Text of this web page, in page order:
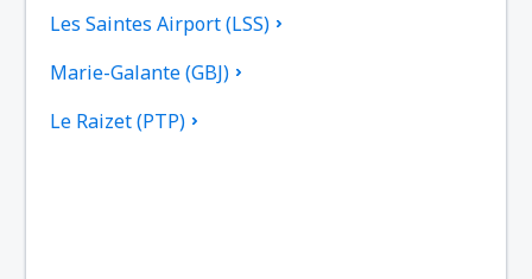
Les Saintes Airport (LSS)
Marie-Galante (GBJ)
Le Raizet (PTP)